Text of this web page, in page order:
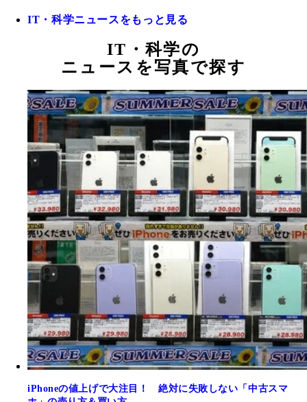
IT・科学ニュースをもっと見る
IT・科学の
ニュースを写真で探す
iPhoneの値上げで大注目！ 絶対に失敗しない「中古スマ